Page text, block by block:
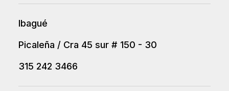
Ibagué
Picaleña / Cra 45 sur # 150 - 30
315 242 3466